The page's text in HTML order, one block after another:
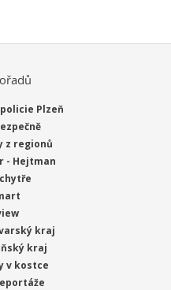
Plzeň
z regionů
- Hejtman
kraj
kraj
v kostce